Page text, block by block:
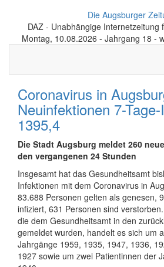
Die Augsburger
DAZ - Unabhängige Internetzeitung
Montag, 10.08.2026 - Jahrgang 18 -
Coronavirus in
Neuinfektionen 7-
1395,4
Die Stadt Augsburg meldet 260
den vergangenen 24 Stunden
Insgesamt hat das Gesundheitsamt
Infektionen mit dem Coronavirus in
83.688 Personen gelten als genesen,
infiziert, 631 Personen sind
die dem Gesundheitsamt in den
gemeldet wurden, handelt es sich um
Jahrgänge 1959, 1935, 1947, 1936,
1927 sowie um zwei Patientinnen der